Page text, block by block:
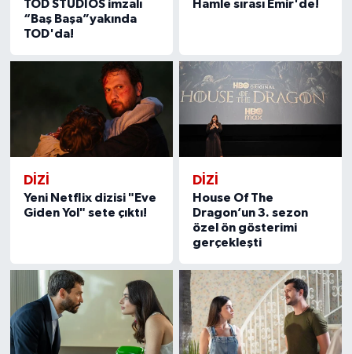
TOD STUDIOS imzalı
“Baş Başa”yakında
TOD'da!
Hamle sırası Emir'de!
DİZİ
Yeni Netflix dizisi "Eve
Giden Yol" sete çıktı!
DİZİ
House Of The
Dragon’un 3. sezon
özel ön gösterimi
gerçekleşti